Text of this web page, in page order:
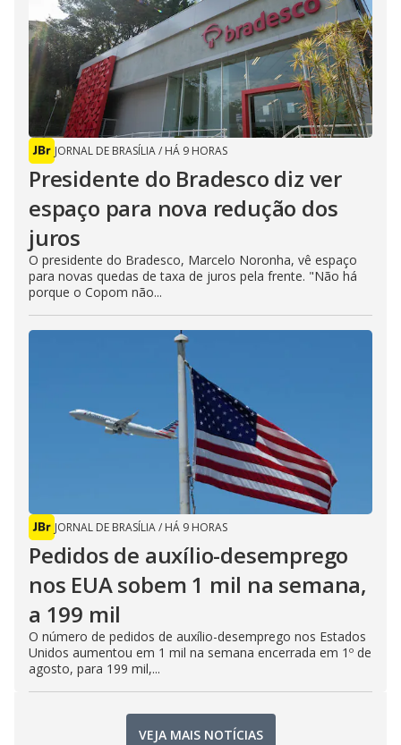
JORNAL DE BRASÍLIA/ HÁ 9 HORAS
Presidente do Bradesco diz ver
espaço para nova redução dos
juros
O presidente do Bradesco, Marcelo Noronha, vê espaço
para novas quedas de taxa de juros pela frente. "Não há
porque o Copom não...
JORNAL DE BRASÍLIA/ HÁ 9 HORAS
Pedidos de auxílio-desemprego
nos EUA sobem 1 mil na semana,
a 199 mil
O número de pedidos de auxílio-desemprego nos Estados
Unidos aumentou em 1 mil na semana encerrada em 1º de
agosto, para 199 mil,...
VEJA MAIS NOTÍCIAS